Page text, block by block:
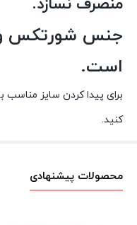
منصرف نسازد.
جنس شورتکس
است.
برای پیدا کردن سایز
کنید.
محصولات پیشنهادی